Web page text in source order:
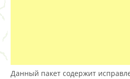
Данный пакет содержит